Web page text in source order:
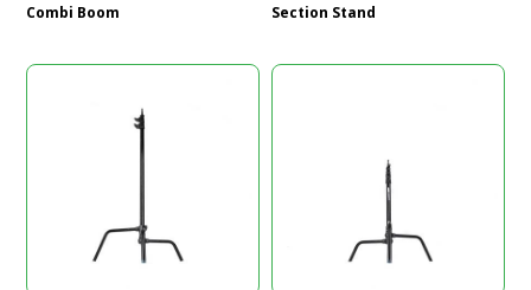
Combi Boom
Section Stand